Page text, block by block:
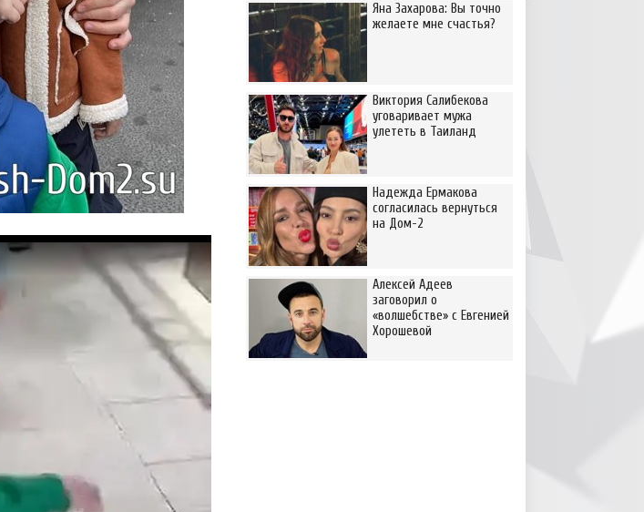
Яна Захарова: Вы точно
желаете мне счастья?
Виктория Салибекова
уговаривает мужа
улететь в Таиланд
Надежда Ермакова
согласилась вернуться
на Дом-2
Алексей Адеев
заговорил о
«волшебстве» с Евгенией
Хорошевой